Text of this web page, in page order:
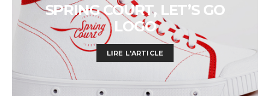
SPRING COURT, LET’S GO
LOGO
LIRE L'ARTICLE